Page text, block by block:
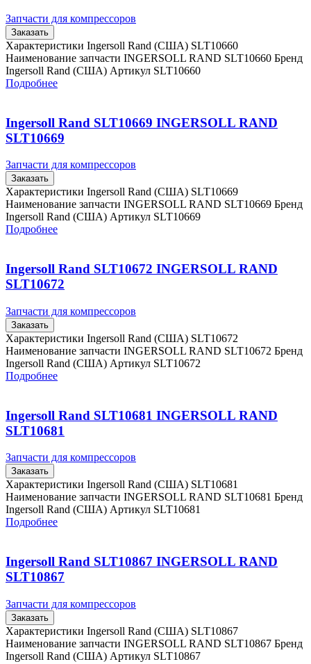
Запчасти для компрессоров
Заказать
Характеристики Ingersoll Rand (США) SLT10660
Наименование запчасти INGERSOLL RAND SLT10660 Бренд
Ingersoll Rand (США) Артикул SLT10660
Подробнее
Ingersoll Rand SLT10669 INGERSOLL RAND
SLT10669
Запчасти для компрессоров
Заказать
Характеристики Ingersoll Rand (США) SLT10669
Наименование запчасти INGERSOLL RAND SLT10669 Бренд
Ingersoll Rand (США) Артикул SLT10669
Подробнее
Ingersoll Rand SLT10672 INGERSOLL RAND
SLT10672
Запчасти для компрессоров
Заказать
Характеристики Ingersoll Rand (США) SLT10672
Наименование запчасти INGERSOLL RAND SLT10672 Бренд
Ingersoll Rand (США) Артикул SLT10672
Подробнее
Ingersoll Rand SLT10681 INGERSOLL RAND
SLT10681
Запчасти для компрессоров
Заказать
Характеристики Ingersoll Rand (США) SLT10681
Наименование запчасти INGERSOLL RAND SLT10681 Бренд
Ingersoll Rand (США) Артикул SLT10681
Подробнее
Ingersoll Rand SLT10867 INGERSOLL RAND
SLT10867
Запчасти для компрессоров
Заказать
Характеристики Ingersoll Rand (США) SLT10867
Наименование запчасти INGERSOLL RAND SLT10867 Бренд
Ingersoll Rand (США) Артикул SLT10867